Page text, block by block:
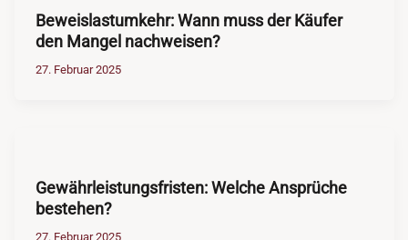
Beweislastumkehr: Wann muss der Käufer
den Mangel nachweisen?
27. Februar 2025
Gewährleistungsfristen: Welche Ansprüche
bestehen?
27. Februar 2025